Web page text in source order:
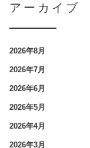
アーカイブ
2026年8月
2026年7月
2026年6月
2026年5月
2026年4月
2026年3月